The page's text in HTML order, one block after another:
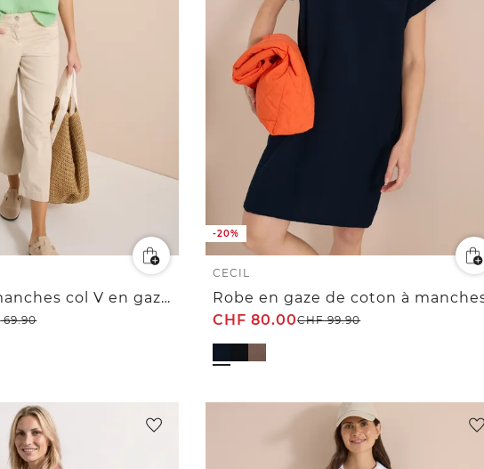
Blouse sans manches col V en gaze de coton
69.90
-20%
CECIL
CHF 80.00CHF99.90